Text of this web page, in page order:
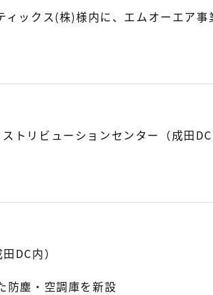
ックス(株)様内に、エムオーエア事
トリビューションセンター（成田
DC内）
防塵・空調庫を新設